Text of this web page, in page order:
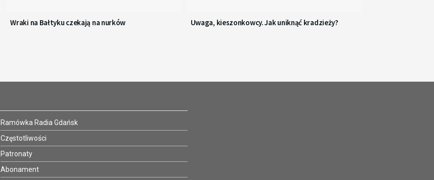
Wraki na Bałtyku czekają na nurków Uwaga, kieszonkowcy. Jak uniknąć kradzieży?
Ramówka Radia Gdańsk
Częstotliwości
Patronaty
Abonament